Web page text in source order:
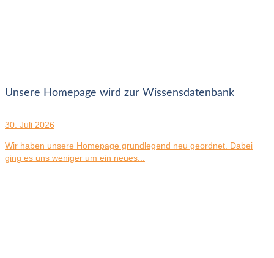
Unsere Homepage wird zur Wissensdatenbank
30. Juli 2026
Wir haben unsere Homepage grundlegend neu geordnet. Dabei
ging es uns weniger um ein neues...